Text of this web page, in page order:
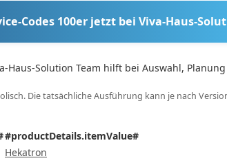
Codes 100er jetzt bei Viva-Haus-
Haus-Solution Team hilft bei Auswahl,
Die tatsächliche Ausführung kann je nach
#productDetails.itemValue#
Hekatron